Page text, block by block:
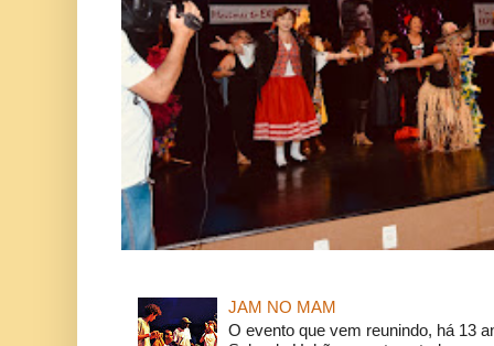
JAM NO MAM
O evento que vem reunindo, há 13